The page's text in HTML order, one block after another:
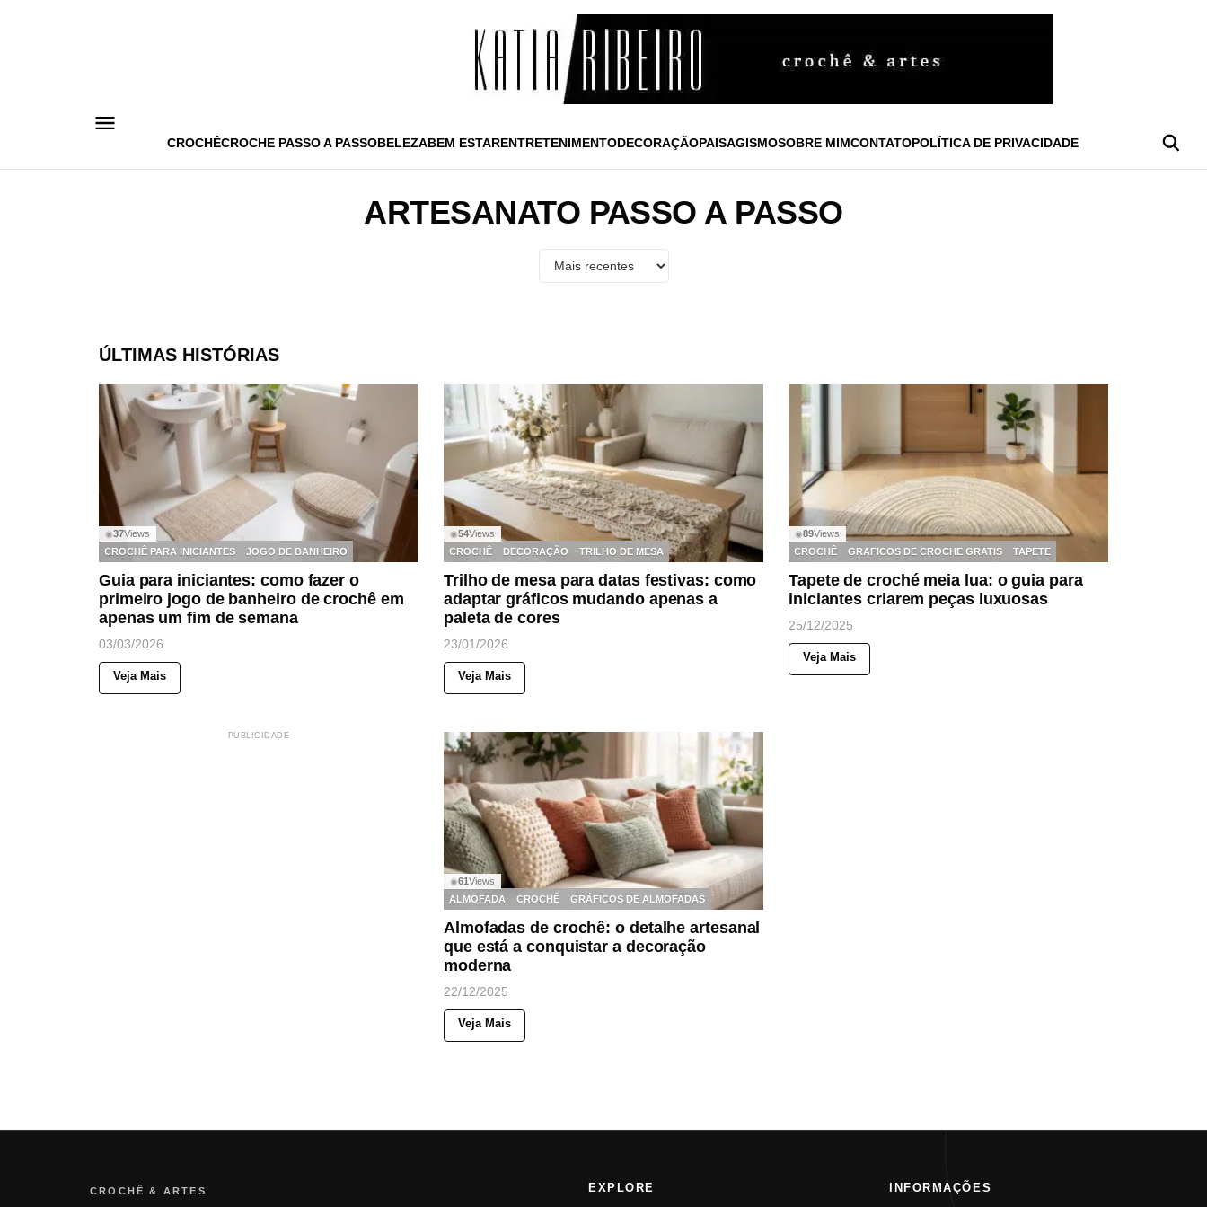
CROCHÊCROCHE PASSO A PASSOBELEZABEM ESTARENTRETENIMENTODECORAÇÃOPAISAGISMOSOBRE MIMCONTATOPOLÍTICA DE PRIVACIDADE
ARTESANATO PASSO A PASSO
ÚLTIMAS HISTÓRIAS
◉37Views
CROCHÊ PARA INICIANTES
JOGO DE BANHEIRO
Guia para iniciantes: como fazer o
primeiro jogo de banheiro de crochê em
apenas um fim de semana
03/03/2026
Veja Mais
◉54Views
CROCHÊ
DECORAÇÃO TRILHO DE MESA
Trilho de mesa para datas festivas: como
adaptar gráficos mudando apenas a
paleta de cores
23/01/2026
Veja Mais
◉89Views
CROCHÊ
GRAFICOS DE CROCHE GRATIS TAPETE
Tapete de croché meia lua: o guia para
iniciantes criarem peças luxuosas
25/12/2025
Veja Mais
PUBLICIDADE
◉61 Views
ALMOFADA
CROCHÊ GRÁFICOS DE ALMOFADAS
Almofadas de crochê: o detalhe artesanal
que está a conquistar a decoração
moderna
22/12/2025
Veja Mais
CROCHÊ & ARTES EXPLORE INFORMAÇÕES